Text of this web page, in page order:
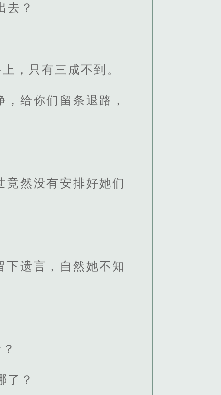
去？
，只有三成不到。
给你们留条退路，
竟然没有安排好她们
下遗言，自然她不知
了？